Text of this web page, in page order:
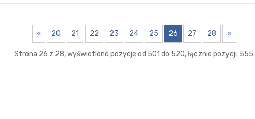
« 20 21 22 23 24 25 26 27 28 »
Strona 26 z 28, wyświetlono pozycje od 501 do 520, łącznie pozycji: 555.